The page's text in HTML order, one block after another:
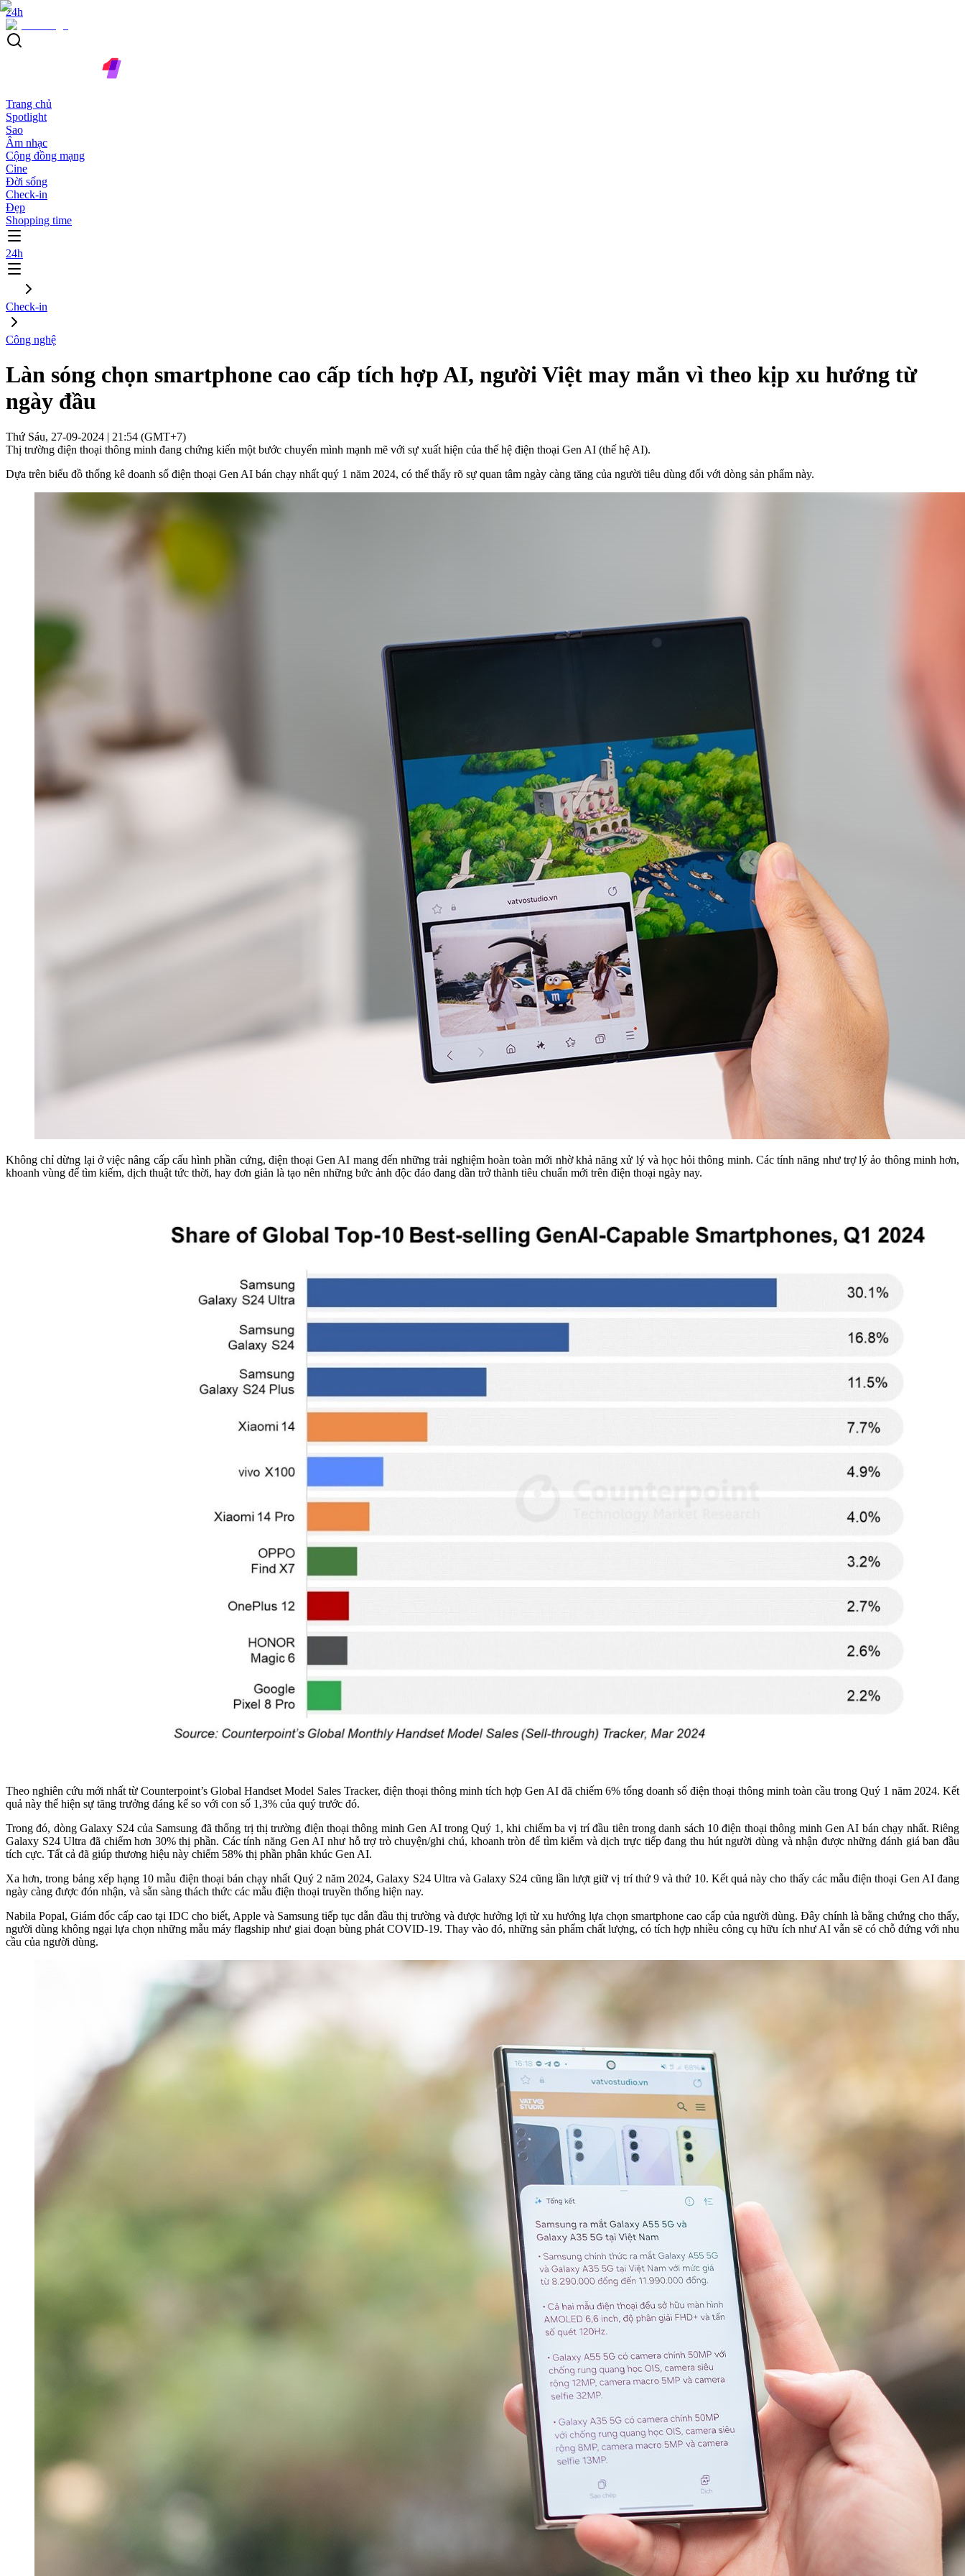
24h
Trang chủ
Spotlight
Sao
Âm nhạc
Cộng đồng mạng
Cine
Đời sống
Check-in
Đẹp
Shopping time
24h
Check-in
Công nghệ
Làn sóng chọn smartphone cao cấp tích hợp AI, người Việt may mắn vì theo kịp xu hướng từ
ngày đầu
Thứ Sáu, 27-09-2024 | 21:54 (GMT+7)
Thị trường điện thoại thông minh đang chứng kiến một bước chuyển mình mạnh mẽ với sự xuất hiện của thế hệ điện thoại Gen AI (thế hệ AI).
Dựa trên biểu đồ thống kê doanh số điện thoại Gen AI bán chạy nhất quý 1 năm 2024, có thể thấy rõ sự quan tâm ngày càng tăng của người tiêu dùng đối với dòng sản phẩm này.
Không chỉ dừng lại ở việc nâng cấp cấu hình phần cứng, điện thoại Gen AI mang đến những trải nghiệm hoàn toàn mới nhờ khả năng xử lý và học hỏi thông minh. Các tính năng như trợ lý ảo thông minh hơn,
khoanh vùng để tìm kiếm, dịch thuật tức thời, hay đơn giản là tạo nên những bức ảnh độc đáo đang dần trở thành tiêu chuẩn mới trên điện thoại ngày nay.
Theo nghiên cứu mới nhất từ Counterpoint’s Global Handset Model Sales Tracker, điện thoại thông minh tích hợp Gen AI đã chiếm 6% tổng doanh số điện thoại thông minh toàn cầu trong Quý 1 năm 2024. Kết
quả này thể hiện sự tăng trưởng đáng kể so với con số 1,3% của quý trước đó.
Trong đó, dòng Galaxy S24 của Samsung đã thống trị thị trường điện thoại thông minh Gen AI trong Quý 1, khi chiếm ba vị trí đầu tiên trong danh sách 10 điện thoại thông minh Gen AI bán chạy nhất. Riêng
Galaxy S24 Ultra đã chiếm hơn 30% thị phần. Các tính năng Gen AI như hỗ trợ trò chuyện/ghi chú, khoanh tròn để tìm kiếm và dịch trực tiếp đang thu hút người dùng và nhận được những đánh giá ban đầu
tích cực. Tất cả đã giúp thương hiệu này chiếm 58% thị phần phân khúc Gen AI.
Xa hơn, trong bảng xếp hạng 10 mẫu điện thoại bán chạy nhất Quý 2 năm 2024, Galaxy S24 Ultra và Galaxy S24 cũng lần lượt giữ vị trí thứ 9 và thứ 10. Kết quả này cho thấy các mẫu điện thoại Gen AI đang
ngày càng được đón nhận, và sẵn sàng thách thức các mẫu điện thoại truyền thống hiện nay.
Nabila Popal, Giám đốc cấp cao tại IDC cho biết, Apple và Samsung tiếp tục dẫn đầu thị trường và được hưởng lợi từ xu hướng lựa chọn smartphone cao cấp của người dùng. Đây chính là bằng chứng cho thấy,
người dùng không ngại lựa chọn những mẫu máy flagship như giai đoạn bùng phát COVID-19. Thay vào đó, những sản phẩm chất lượng, có tích hợp nhiều công cụ hữu ích như AI vẫn sẽ có chỗ đứng với nhu
cầu của người dùng.